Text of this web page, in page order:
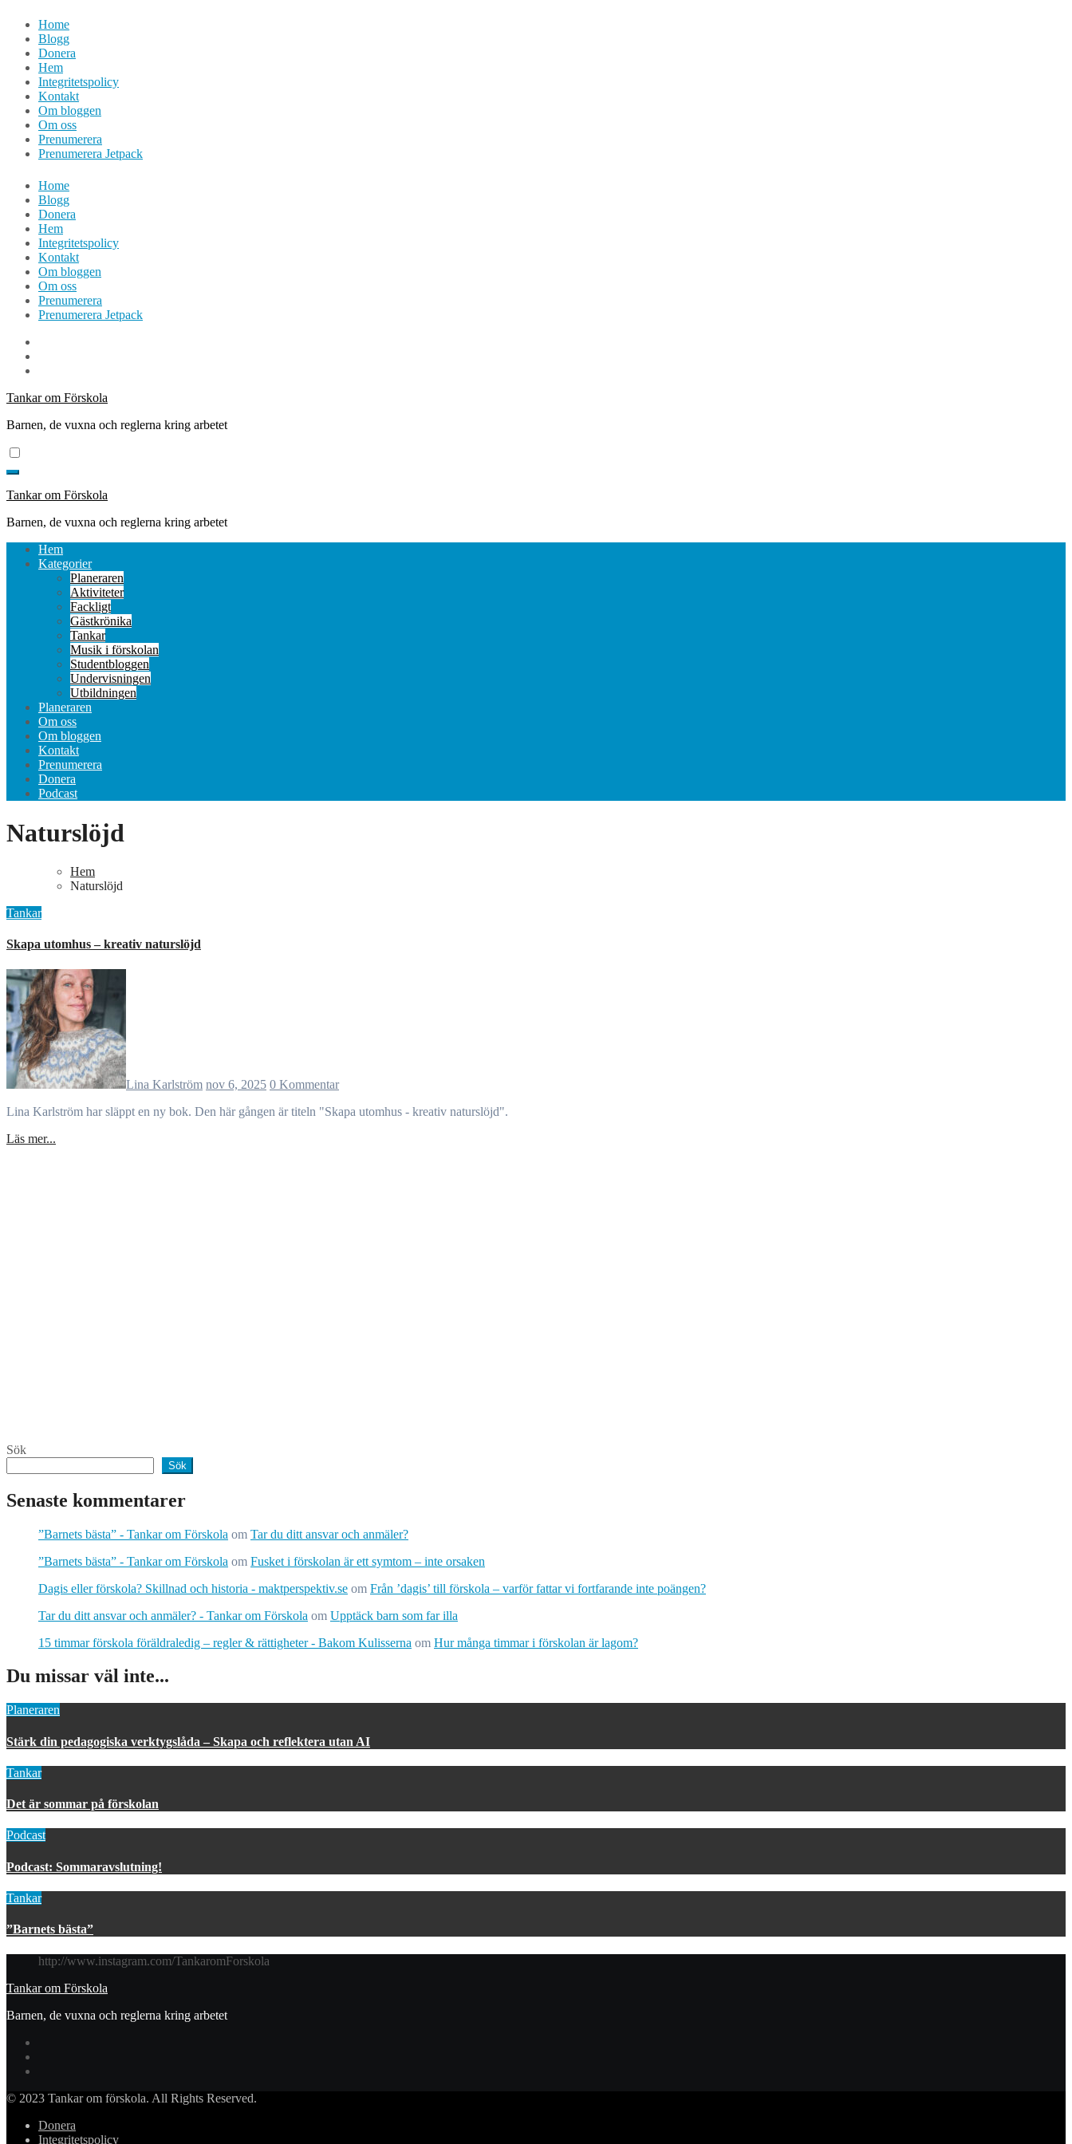
Hoppa
innehåll
Home
Blogg
Donera
Hem
Integritetspolicy
Kontakt
Om bloggen
Om oss
Prenumerera
Prenumerera Jetpack
Home
Blogg
Donera
Hem
Integritetspolicy
Kontakt
Om bloggen
Om oss
Prenumerera
Prenumerera Jetpack
Tankar om Förskola
Barnen, de vuxna och reglerna kring arbetet
Tankar om Förskola
Barnen, de vuxna och reglerna kring arbetet
Hem
Kategorier
Planeraren
Aktiviteter
Fackligt
Gästkrönika
Tankar
Musik i förskolan
Studentbloggen
Undervisningen
Utbildningen
Planeraren
Om oss
Om bloggen
Kontakt
Prenumerera
Donera
Podcast
Naturslöjd
Hem
Naturslöjd
Tankar
Skapa utomhus – kreativ naturslöjd
Lina Karlström nov 6, 2025 0 Kommentar
Lina Karlström har släppt en ny bok. Den här gången är titeln "Skapa utomhus - kreativ naturslöjd".
Läs mer...
Sök
Sök
Senaste kommentarer
”Barnets bästa” - Tankar om Förskola om Tar du ditt ansvar och anmäler?
”Barnets bästa” - Tankar om Förskola om Fusket i förskolan är ett symtom – inte orsaken
Dagis eller förskola? Skillnad och historia - maktperspektiv.se om Från ’dagis’ till förskola – varför fattar vi fortfarande inte poängen?
Tar du ditt ansvar och anmäler? - Tankar om Förskola om Upptäck barn som far illa
15 timmar förskola föräldraledig – regler & rättigheter - Bakom Kulisserna om Hur många timmar i förskolan är lagom?
Du missar väl inte...
Planeraren
Stärk din pedagogiska verktygslåda – Skapa och reflektera utan AI
Tankar
Det är sommar på förskolan
Podcast
Podcast: Sommaravslutning!
Tankar
”Barnets bästa”
http://www.instagram.com/TankaromForskola
Tankar om Förskola
Barnen, de vuxna och reglerna kring arbetet
© 2023 Tankar om förskola. All Rights Reserved.
Donera
Integritetspolicy